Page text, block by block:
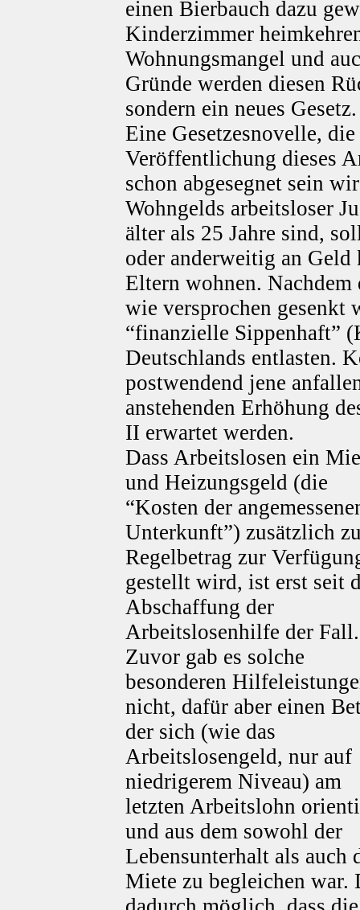
einen Bierbauch dazu
Kinderzimmer
Wohnungsmangel und
Gründe werden diesen
sondern ein neues Gesetz.
Eine Gesetzesnovelle,
Veröffentlichung dieses
schon abgesegnet sein
Wohngelds arbeitsloser
älter als 25 Jahre sind,
oder anderweitig an
Eltern wohnen.
wie versprochen gesenkt
“finanzielle Sippenhaft”
Deutschlands entlasten.
postwendend jene
anstehenden Erhöhung
II erwartet werden.
Dass Arbeitslosen ein
und Heizungsgeld (die
“Kosten der
Unterkunft”) zusätzlich
Regelbetrag zur
gestellt wird, ist erst seit
Abschaffung der
Arbeitslosenhilfe der Fall.
Zuvor gab es solche
besonderen
nicht, dafür aber einen
der sich (wie das
Arbeitslosengeld, nur auf
niedrigerem Niveau) am
letzten Arbeitslohn
und aus dem sowohl der
Lebensunterhalt als auch
Miete zu begleichen war.